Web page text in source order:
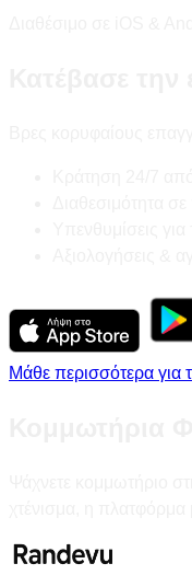
Μάθε περισσότερα για